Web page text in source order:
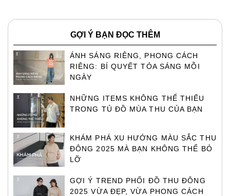
GỢI Ý BẠN ĐỌC THÊM
ÁNH SÁNG RIÊNG, PHONG CÁCH
RIÊNG: BÍ QUYẾT TỎA SÁNG MỖI
NGÀY
NHỮNG ITEMS KHÔNG THỂ THIẾU
TRONG TỦ ĐỒ MÙA THU CỦA BẠN
KHÁM PHÁ XU HƯỚNG MÀU SẮC THU
ĐÔNG 2025 MÀ BẠN KHÔNG THỂ BỎ
LỠ
GỢI Ý TREND PHỐI ĐỒ THU ĐÔNG
2025 VỪA ĐẸP, VỪA PHONG CÁCH